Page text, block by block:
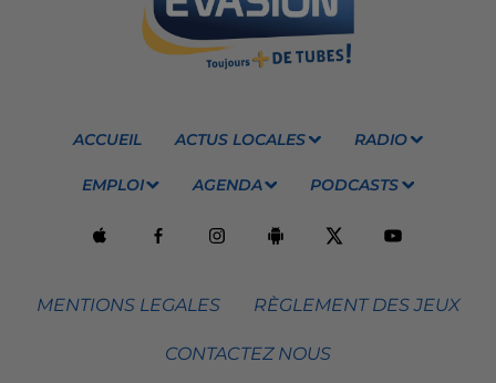
ACCUEIL ACTUS LOCALES RADIO
EMPLOI AGENDA PODCASTS
MENTIONS LEGALES RÈGLEMENT DES JEUX
CONTACTEZ NOUS